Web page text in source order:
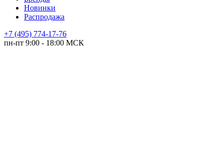
Новинки
Распродажа
+7 (495) 774-17-76
пн-пт 9:00 - 18:00 МСК